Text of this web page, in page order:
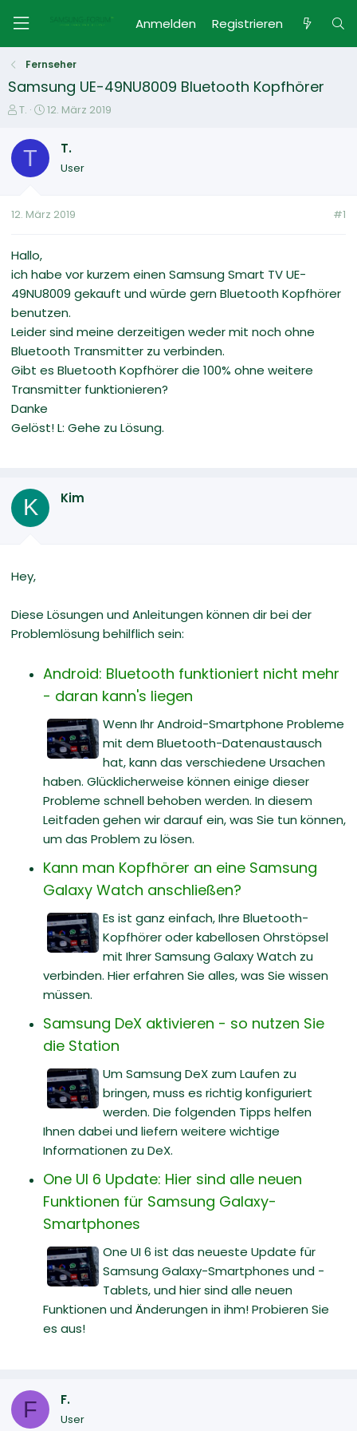
Anmelden Registrieren
Fernseher
Samsung UE-49NU8009 Bluetooth Kopfhörer
E
s
e
e
T.
E
t
e
t
12. März 2019
T T.
User
12. März 2019 #1
Hallo,
ich habe vor kurzem einen Samsung Smart TV UE-
49NU8009 gekauft und würde gern Bluetooth Kopfhörer
benutzen.
Leider sind meine derzeitigen weder mit noch ohne
Bluetooth Transmitter zu verbinden.
Gibt es Bluetooth Kopfhörer die 100% ohne weitere
Transmitter funktionieren?
Danke
Gelöst! L: Gehe zu Lösung.
K Kim
Hey,
Diese Lösungen und Anleitungen können dir bei der
Problemlösung behilflich sein:
Android: Bluetooth funktioniert nicht mehr
- daran kann's liegen
Wenn Ihr Android-Smartphone Probleme
mit dem Bluetooth-Datenaustausch
hat, kann das verschiedene Ursachen
haben. Glücklicherweise können einige dieser
Probleme schnell behoben werden. In diesem
Leitfaden gehen wir darauf ein, was Sie tun können,
um das Problem zu lösen.
Kann man Kopfhörer an eine Samsung
Galaxy Watch anschließen?
Es ist ganz einfach, Ihre Bluetooth-
Kopfhörer oder kabellosen Ohrstöpsel
mit Ihrer Samsung Galaxy Watch zu
verbinden. Hier erfahren Sie alles, was Sie wissen
müssen.
Samsung DeX aktivieren - so nutzen Sie
die Station
Um Samsung DeX zum Laufen zu
bringen, muss es richtig konfiguriert
werden. Die folgenden Tipps helfen
Ihnen dabei und liefern weitere wichtige
Informationen zu DeX.
One UI 6 Update: Hier sind alle neuen
Funktionen für Samsung Galaxy-
Smartphones
One UI 6 ist das neueste Update für
Samsung Galaxy-Smartphones und -
Tablets, und hier sind alle neuen
Funktionen und Änderungen in ihm! Probieren Sie
es aus!
F F.
User